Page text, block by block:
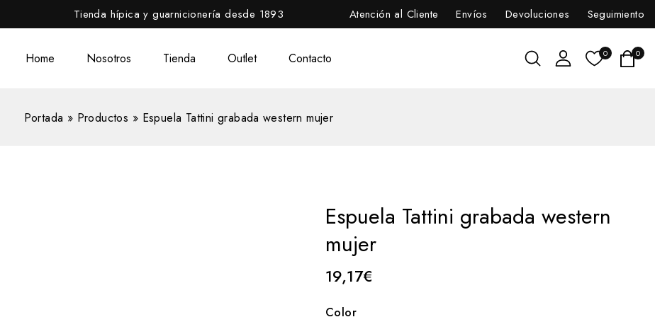
Tienda hípica y guarnicionería desde 1893 Atención al Cliente Envíos Devoluciones Seguimiento
Home Nosotros Tienda Outlet Contacto 0 0
Portada » Productos » Espuela Tattini grabada western mujer
Espuela Tattini grabada western
mujer
19,17€
Color